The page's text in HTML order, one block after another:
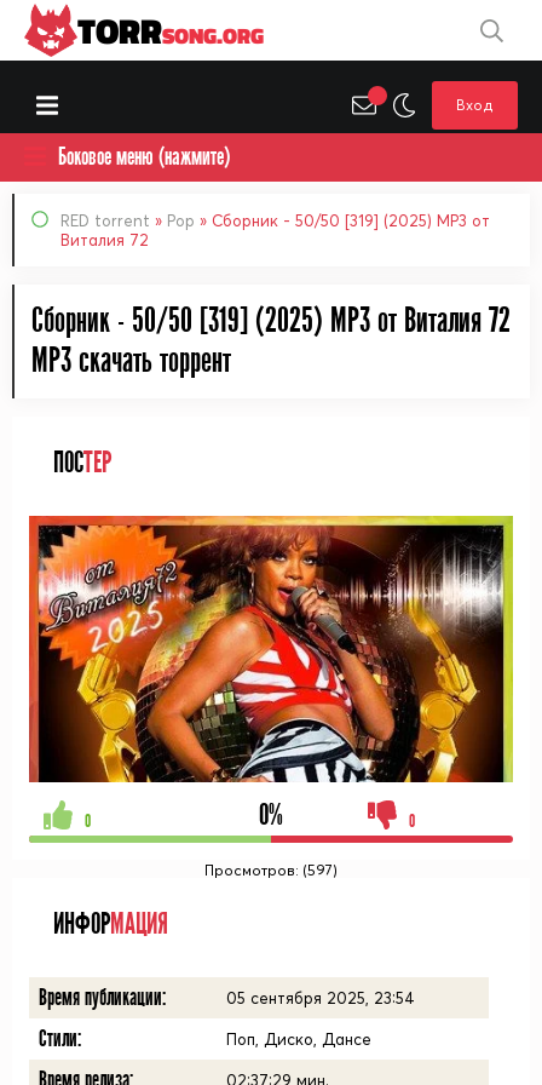
Боковое меню (нажмите)
RED torrent » Pop » Сборник - 50/50 [319] (2025) MP3 от
Виталия 72
Сборник - 50/50 [319] (2025) MP3 от Виталия 72
MP3 cкачать торрент
ПОСТЕР
0 0% 0
Просмотров: (597)
ИНФОРМАЦИЯ
Время публикации: 05 сентября 2025, 23:54
Стили: Поп, Диско, Дансе
02:37:29 мин.
TORRSONG.ORG
Вход